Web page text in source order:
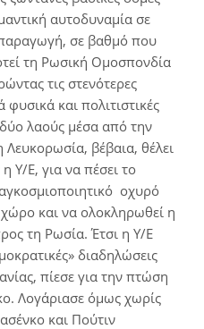
αυτοδυναμία σε
παραγωγή, σε βαθμό που
τη Ρωσική Ομοσπονδία
τις στενότερες
φυσικά και πολιτιστικές
λαούς μέσα από την
Λευκορωσία, βέβαια, θέλει
Υ/Ε, για να πέσει το
οχυρό
και να ολοκληρωθεί η
τη Ρωσία. Έτσι η Υ/Ε
διαδηλώσεις
πίεσε για την πτώση
Λογάριασε όμως χωρίς
και Πούτιν